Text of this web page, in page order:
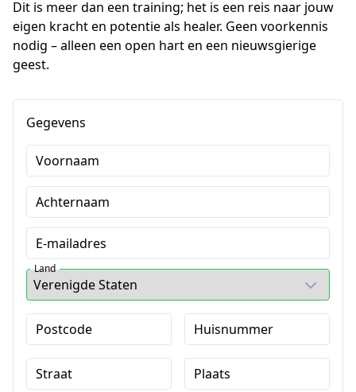
Dit is meer dan een training; het is een reis naar jouw
eigen kracht en potentie als healer. Geen voorkennis
nodig – alleen een open hart en een nieuwsgierige
geest.
Gegevens
Voornaam
Achternaam
E-mailadres
Land
Postcode Huisnummer
Straat Plaats